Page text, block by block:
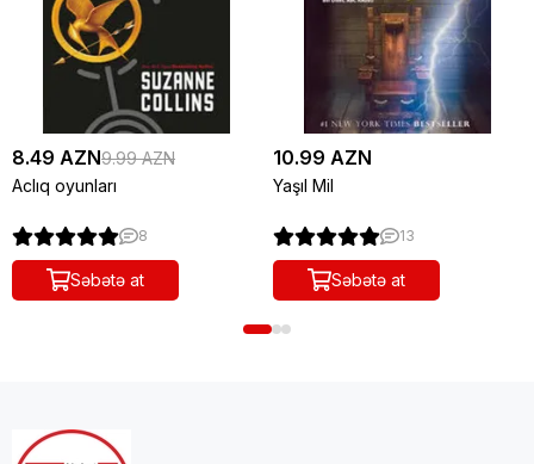
8.49 AZN9.99 AZN
Aclıq oyunları
8
Səbətə at
10.99 AZN
Yaşıl Mil
13
Səbətə at